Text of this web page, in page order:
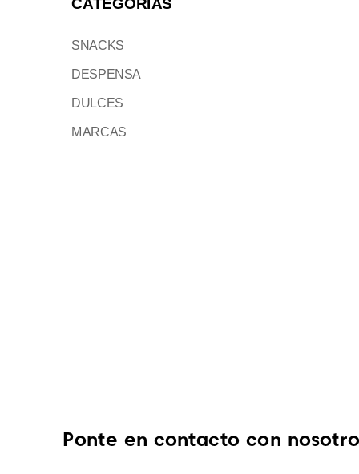
CATEGORÍAS
SNACKS
DESPENSA
DULCES
MARCAS
Ponte en contacto con